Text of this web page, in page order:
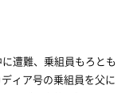
遭難、乗組員もろとも
ィア号の乗組員を父に